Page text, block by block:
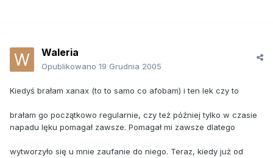
Waleria
Opublikowano 19 Grudnia 2005
Kiedyś brałam xanax (to to samo co afobam) i ten lek czy to
brałam go początkowo regularnie, czy też później tylko w czasie
napadu lęku pomagał zawsze. Pomagał mi zawsze dlatego
wytworzyło się u mnie zaufanie do niego. Teraz, kiedy już od